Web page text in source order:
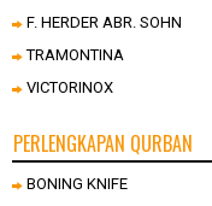
F. HERDER ABR. SOHN
TRAMONTINA
VICTORINOX
PERLENGKAPAN QURBAN
BONING KNIFE